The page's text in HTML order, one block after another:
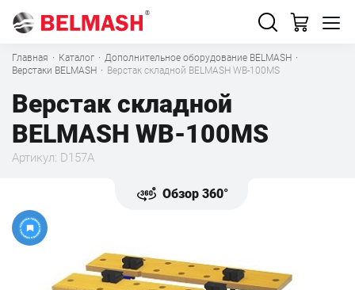
Главная · Каталог · Дополнительное оборудование BELMASH ·
Верстаки BELMASH · Верстак складной BELMASH WB-100MS
Верстак складной
BELMASH WB-100MS
Артикул: D157A
Обзор 360°